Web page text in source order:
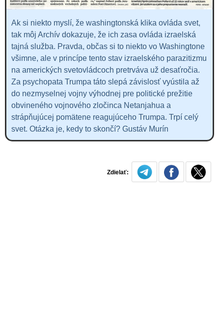
Ak si niekto myslí, že washingtonská klika ovláda svet,
tak môj Archív dokazuje, že ich zasa ovláda izraelská
tajná služba. Pravda, občas si to niekto vo Washingtone
všimne, ale v princípe tento stav izraelského parazitizmu
na amerických svetovládcoch pretrváva už desaťročia.
Za psychopata Trumpa táto slepá závislosť vyústila až
do nezmyselnej vojny výhodnej pre politické prežitie
obvineného vojnového zločinca Netanjahua a
strápňujúcej pomätene reagujúceho Trumpa. Trpí celý
svet. Otázka je, kedy to skončí? Gustáv Murín
Zdielať: